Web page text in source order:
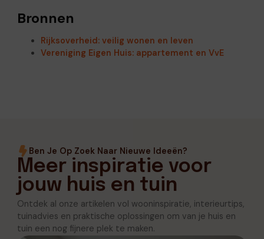
Bronnen
Rijksoverheid: veilig wonen en leven
Vereniging Eigen Huis: appartement en VvE
Ben Je Op Zoek Naar Nieuwe Ideeën?
Meer inspiratie voor
jouw huis en tuin
Ontdek al onze artikelen vol wooninspiratie, interieurtips,
tuinadvies en praktische oplossingen om van je huis en
tuin een nog fijnere plek te maken.